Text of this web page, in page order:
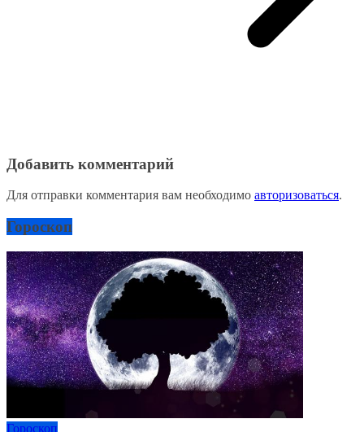
Добавить комментарий
Для отправки комментария вам необходимо авторизоваться.
Гороскоп
Гороскоп